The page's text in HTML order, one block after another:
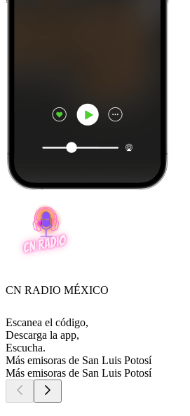
CN RADIO MÉXICO
Escanea el código,
Descarga la app,
Escucha.
Más emisoras de San Luis Potosí
Más emisoras de San Luis Potosí